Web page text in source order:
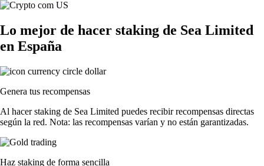
Lo mejor de hacer staking de Sea Limited
en España
Genera tus recompensas
Al hacer staking de Sea Limited puedes recibir recompensas directas
según la red. Nota: las recompensas varían y no están garantizadas.
Haz staking de forma sencilla